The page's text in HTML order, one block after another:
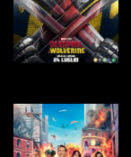
GUARDA IL TRAILER